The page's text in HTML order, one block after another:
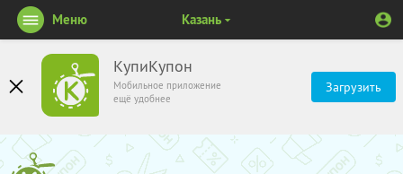
КупиКупон
Мобильное приложение
ещё удобнее
Загрузить
Меню Казань